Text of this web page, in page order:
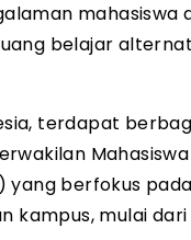
mahasiswa
belajar
terdapat
yang berfokus
mulai